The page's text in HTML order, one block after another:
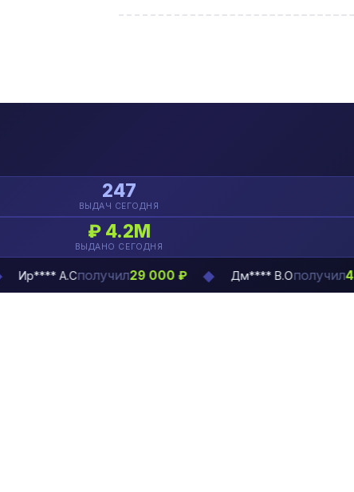
247
ВЫДАЧ СЕГОДНЯ
₽ 4.2М
ВЫДАНО СЕГОДНЯ
А.Сполучил29 000 ₽ ◆ Дм**** В.Ополучил43 000 ₽